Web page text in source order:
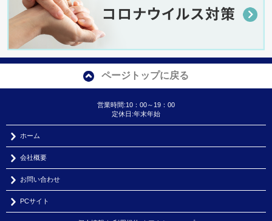
ページトップに戻る
営業時間:10：00～19：00
定休日:年末年始
ホーム
会社概要
お問い合わせ
PCサイト